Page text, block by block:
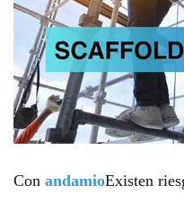
Con andamioExisten